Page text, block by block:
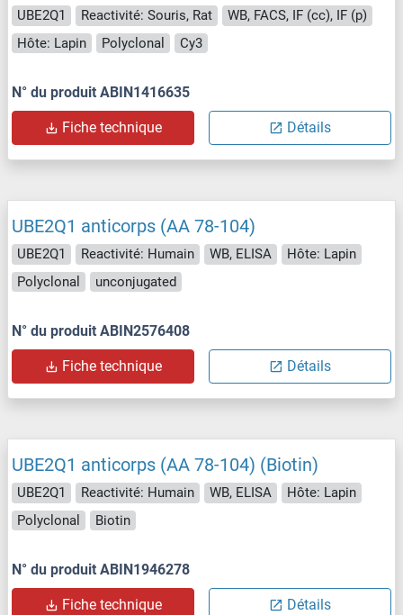
UBE2Q1 Reactivité: Souris, Rat
WB, FACS, IF (cc), IF (p)
Hôte: Lapin
Polyclonal Cy3
N° du produit ABIN1416635
Fiche technique Détails
UBE2Q1 anticorps (AA 78-104)
UBE2Q1 Reactivité: Humain WB, ELISA
Hôte: Lapin
Polyclonal
unconjugated
N° du produit ABIN2576408
Fiche technique Détails
UBE2Q1 anticorps (AA 78-104) (Biotin)
UBE2Q1 Reactivité: Humain WB, ELISA
Hôte: Lapin
Polyclonal
Biotin
N° du produit ABIN1946278
Fiche technique Détails